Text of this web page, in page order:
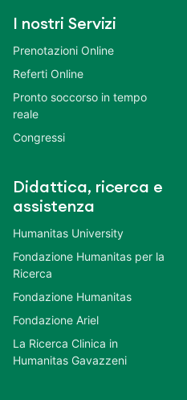
I nostri Servizi
Prenotazioni Online
Referti Online
Pronto soccorso in tempo
reale
Congressi
Didattica, ricerca e
assistenza
Humanitas University
Fondazione Humanitas per la
Ricerca
Fondazione Humanitas
Fondazione Ariel
La Ricerca Clinica in
Humanitas Gavazzeni